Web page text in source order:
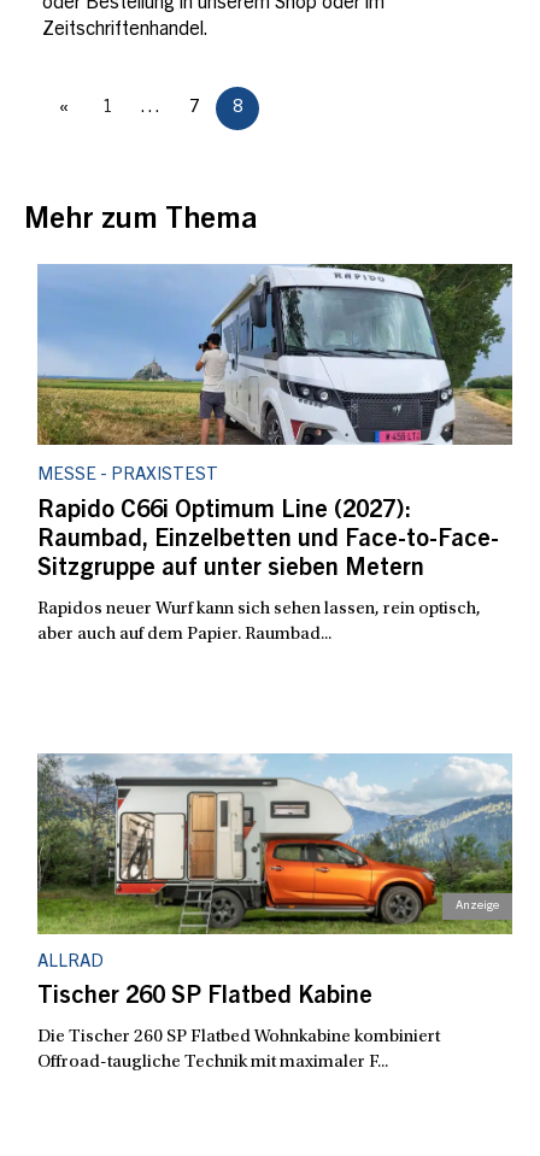
Zeitschriftenhandel.
« 1 … 7 8
Mehr zum Thema
MESSE - PRAXISTEST
Rapido C66i Optimum Line (2027):
Raumbad, Einzelbetten und Face-to-Face-
Sitzgruppe auf unter sieben Metern
Rapidos neuer Wurf kann sich sehen lassen, rein optisch,
aber auch auf dem Papier. Raumbad...
ALLRAD
Tischer 260 SP Flatbed Kabine
Die Tischer 260 SP Flatbed Wohnkabine kombiniert
Offroad-taugliche Technik mit maximaler F...